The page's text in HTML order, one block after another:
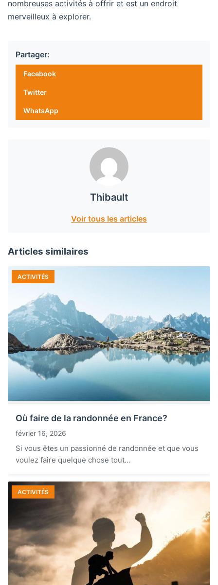
nombreuses activités à offrir et est un endroit
merveilleux à explorer.
Partager:
Facebook
Twitter
WhatsApp
Thibault
Voir tous les articles
Articles similaires
ACTIVITÉS
Où faire de la randonnée en France?
février 16, 2026
Si vous êtes un passionné de randonnée et que vous
voulez faire quelque chose tout...
ACTIVITÉS